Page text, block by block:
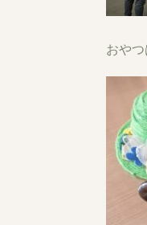
おや